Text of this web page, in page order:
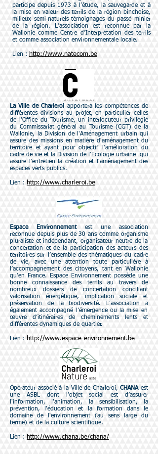
participe depuis 1973 à l’étude, la sauvegarde et à
la mise en valeur des terrils de la région binchoise,
milieux semi-naturels témoignages du passé minier
de la région.
L’association est reconnue par la
Walloniecomme Centre d’Interprétation des terrils
et comme association environnementale locale.
Lien : http://www.natecom.be
La Ville de Charleroi apportera les compétences de
différentes divisions au projet, en particulier celles
de l'Office du Tourisme, un interlocuteur privilégié
du Commissariat général au Tourisme (CGT) de la
Wallonie, la Division de l'Aménagement urbain qui
assure des missions en matière d'aménagement du
territoire et ayant pour objectif l'amélioration du
cadre de vie et la Division de l'Ecologie urbaine qui
assure l'entretien la création et l'aménagement des
espaces verts publics.
Lien : http://www.charleroi.be
Espace Environnementest une association
reconnue depuis plus de 30 ans comme organisme
pluraliste et indépendant, organisateur neutre de la
concertation et de la participation des acteurs des
territoires sur l’ensemble des thématiques du cadre
de vie, avec une attention toute particulière à
l’accompagnement des citoyens, tant en Wallonie
qu’en France.
Espace Environnement possède une
bonne connaissance des terrils au travers de
nombreux dossiers de concertation conciliant
valorisation énergétique, implication sociale et
préservation de la biodiversité. L’association a
également accompagné l’émergence ou la mise en
œuvre d’itinéraires de cheminements lents et
différentes dynamiques de quartier.
Lien : http://www.espace-environnement.be
Opérateur associé à la Ville de Charleroi,CHANAest
une ASBL dont l’objet social est d’assurer
l'information, l'animation, la sensibilisation,
la
prévention, l'éducation et la formation dans le
domaine de l'environnement (au sens large du
terme) et de la culture scientifique.
Lien : http://www.chana.be/chana/